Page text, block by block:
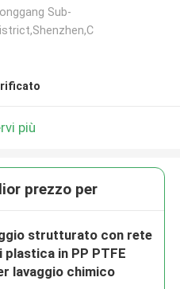
Sub-
più
prezzo per
strutturato con rete
plastica in PP PTFE
lavaggio chimico